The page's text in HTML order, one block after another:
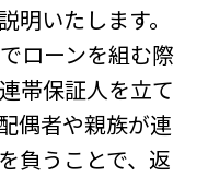
明いたします。
ローンを組む際
帯保証人を立て
偶者や親族が連
負うことで、返